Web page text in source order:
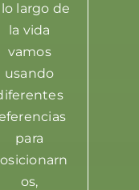
largo de
la vida
vamos
usando
para
os,